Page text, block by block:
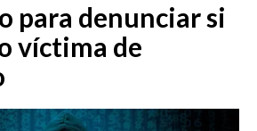
EMISIÓN 12:30 PM
para denunciar si
víctima de